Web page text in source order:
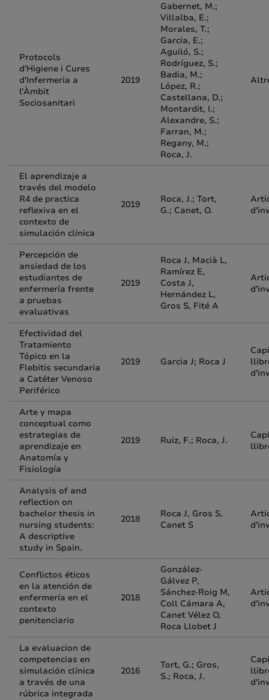
Protocols
d'Higiene i Cures
d'Infermeria a
l'Àmbit
Sociosanitari
2019
Gabernet, M.;
Villalba, E.;
Morales, T.;
Garcia, E.;
Aguiló, S.;
Rodríguez, S.;
Badia, M.;
López, R.;
Castellana, D.;
Montardit, I.;
Alexandre, S.;
Farran, M.;
Regany, M.;
Roca, J.
El aprendizaje a
través del modelo
R4 de practica
reflexiva en el
contexto de
simulación clínica
2019
Roca, J.; Tort,
G.; Canet, O.
Percepción de
ansiedad de los
estudiantes de
enfermería frente
a pruebas
evaluativas
2019
Roca J, Macià L,
Ramírez E,
Costa J,
Hernández L,
Gros S, Fité A
Efectividad del
Tratamiento
Tópico en la
Flebitis secundaria
a Catéter Venoso
Periférico
2019 Garcia J; Roca J
Arte y mapa
conceptual como
estrategias de
aprendizaje en
Anatomía y
Fisiología
2019 Ruiz, F.; Roca, J.
Analysis of and
reﬂection on
bachelor thesis in
nursing students:
A descriptive
study in Spain.
2018
Roca J, Gros S,
Canet S
Conflictos éticos
en la atención de
enfermería en el
contexto
penitenciario
2018
González-
Gálvez P,
Sánchez-Roig M,
Coll Cámara A,
Canet Vélez O,
Roca Llobet J
La evaluacion de
competencias en
simulación clínica
a través de una
rúbrica integrada
2016
Tort, G.; Gros,
S.; Roca, J.